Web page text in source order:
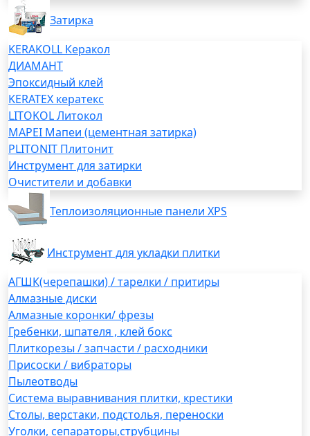
Затирка
KERAKOLL Керакол
ДИАМАНТ
Эпоксидный клей
KERATEX кератекс
LITOKOL Литокол
MAPEI Мапеи (цементная затирка)
PLITONIT Плитонит
Инструмент для затирки
Очистители и добавки
Теплоизоляционные панели XPS
Инструмент для укладки плитки
АГШК(черепашки) / тарелки / притиры
Алмазные диски
Алмазные коронки/ фрезы
Гребенки, шпателя , клей бокс
Плиткорезы / запчасти / расходники
Присоски / вибраторы
Пылеотводы
Система выравнивания плитки, крестики
Столы, верстаки, подстолья, переноски
Уголки, сепараторы,струбцины